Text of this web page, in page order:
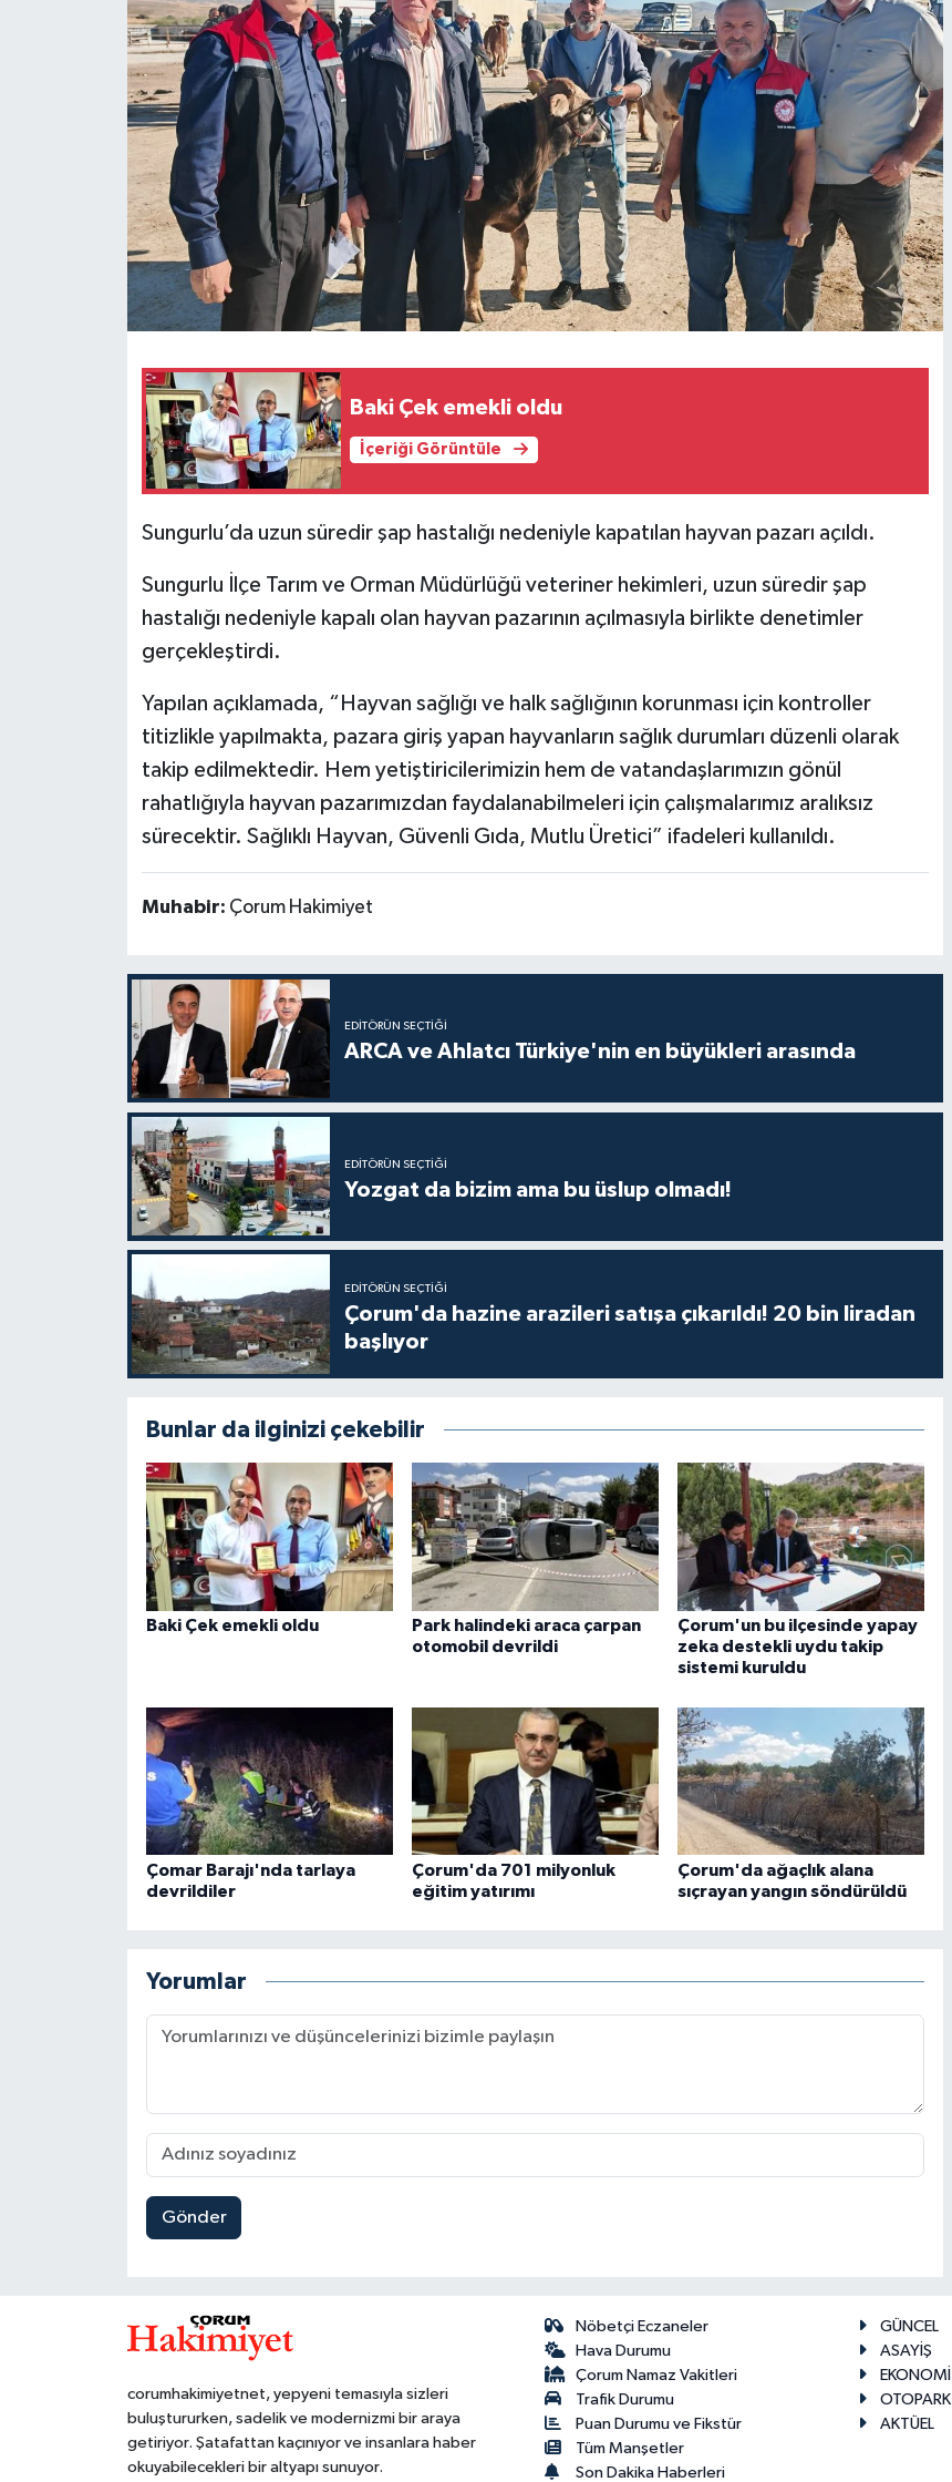
Baki Çek emekli oldu
İçeriği Görüntüle
Sungurlu’da uzun süredir şap hastalığı nedeniyle kapatılan hayvan pazarı açıldı.
Sungurlu İlçe Tarım ve Orman Müdürlüğü veteriner hekimleri, uzun süredir şap
hastalığı nedeniyle kapalı olan hayvan pazarının açılmasıyla birlikte denetimler
gerçekleştirdi.
Yapılan açıklamada, “Hayvan sağlığı ve halk sağlığının korunması için kontroller
titizlikle yapılmakta, pazara giriş yapan hayvanların sağlık durumları düzenli olarak
takip edilmektedir. Hem yetiştiricilerimizin hem de vatandaşlarımızın gönül
rahatlığıyla hayvan pazarımızdan faydalanabilmeleri için çalışmalarımız aralıksız
sürecektir. Sağlıklı Hayvan, Güvenli Gıda, Mutlu Üretici” ifadeleri kullanıldı.
Muhabir: Çorum Hakimiyet
EDITÖRÜN SEÇTIĞI
ARCA ve Ahlatcı Türkiye'nin en büyükleri arasında
EDITÖRÜN SEÇTIĞI
Yozgat da bizim ama bu üslup olmadı!
EDITÖRÜN SEÇTIĞI
Çorum'da hazine arazileri satışa çıkarıldı! 20 bin liradan
başlıyor
Bunlar da ilginizi çekebilir
Baki Çek emekli oldu
Park halindeki araca çarpan
otomobil devrildi
Çorum'un bu ilçesinde yapay
zeka destekli uydu takip
sistemi kuruldu
Çomar Barajı'nda tarlaya
devrildiler
Çorum'da 701 milyonluk
eğitim yatırımı
Çorum'da ağaçlık alana
sıçrayan yangın söndürüldü
Yorumlar
Gönder
corumhakimiyetnet, yepyeni temasıyla sizleri
buluştururken, sadelik ve modernizmi bir araya
getiriyor. Şatafattan kaçınıyor ve insanlara haber
okuyabilecekleri bir altyapı sunuyor.
Nöbetçi Eczaneler
Hava Durumu
Çorum Namaz Vakitleri
Trafik Durumu
Puan Durumu ve Fikstür
Tüm Manşetler
Son Dakika Haberleri
GÜNCEL
ASAYİŞ
EKONOMİ
OTOPARK
AKTÜEL
İLÇELER
OTOPARK
TEKNOLOJİ